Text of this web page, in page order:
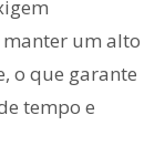
manter um alto
o que garante
tempo e